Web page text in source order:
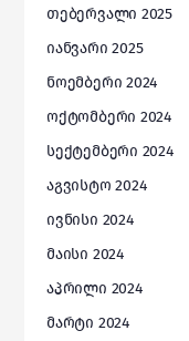
თებერვალი 2025
იანვარი 2025
ნოემბერი 2024
ოქტომბერი 2024
სექტემბერი 2024
აგვისტო 2024
ივნისი 2024
მაისი 2024
აპრილი 2024
მარტი 2024